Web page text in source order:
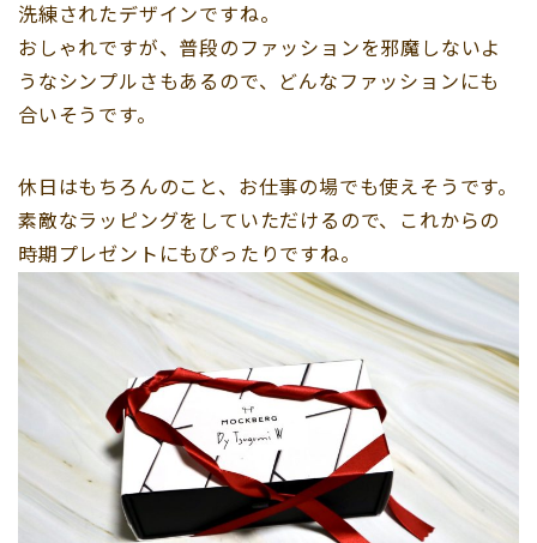
洗練されたデザインですね。
おしゃれですが、普段のファッションを邪魔しないよ
うなシンプルさもあるので、どんなファッションにも
合いそうです。
休日はもちろんのこと、お仕事の場でも使えそうです。
素敵なラッピングをしていただけるので、これからの
時期プレゼントにもぴったりですね。